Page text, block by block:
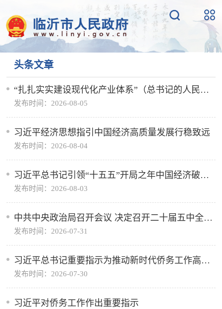
头条文章
“扎扎实实建设现代化产业体系”（总书记的人民情
怀）
发布时间：2026-08-05
习近平经济思想指引中国经济高质量发展行稳致远
发布时间：2026-08-04
习近平总书记引领“十五五”开局之年中国经济破浪
前行
发布时间：2026-08-03
中共中央政治局召开会议 决定召开二十届五中全会
分析研究当前经济形势和经济工作
发布时间：2026-07-31
习近平总书记重要指示为推动新时代侨务工作高质
量发展凝聚奋进力量
发布时间：2026-07-30
习近平对侨务工作作出重要指示